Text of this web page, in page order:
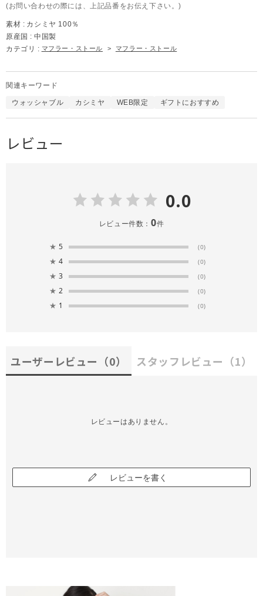
(お問い合わせの際には、上記品番をお伝え下さい。)
素材 : カシミヤ 100％
原産国 : 中国製
カテゴリ : マフラー・ストール > マフラー・ストール
関連キーワード
ウォッシャブル カシミヤ WEB限定 ギフトにおすすめ
レビュー
0.0
レビュー件数： 0件
★ 5 (0)
★ 4 (0)
★ 3 (0)
★ 2 (0)
★ 1 (0)
ユーザーレビュー （0） スタッフレビュー （1）
レビューはありません。
レビューを書く